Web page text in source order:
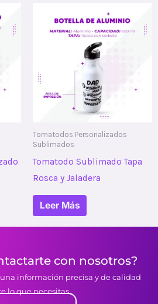
Tomatodos Personalizados
Sublimados
Tomatodo Sublimado Tapa
Rosca y Jaladera
Leer Más
con nosotros?
información precisa y de calidad
lo que necesitas